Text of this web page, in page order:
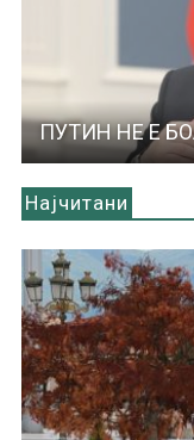
ПУТИН НЕ Е
Најчитани